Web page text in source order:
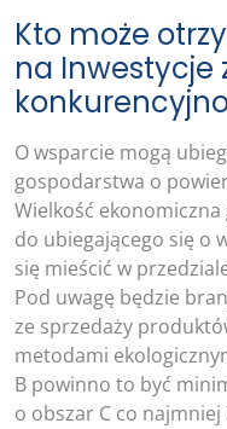
Kto może
na Inwestycje
O wsparcie mogą
gospodarstwa o
Wielkość
do ubiegającego się o
się mieścić w
Pod uwagę będzie
ze sprzedaży
metodami
B powinno to być
o obszar C co najmniej